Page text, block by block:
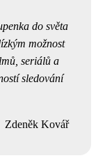
do světa
možnost
seriálů a
sledování
Zdeněk Kovář